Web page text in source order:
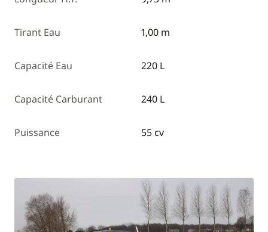
Tirant Eau 1,00 m
Capacité Eau 220 L
Capacité Carburant 240 L
Puissance 55 cv